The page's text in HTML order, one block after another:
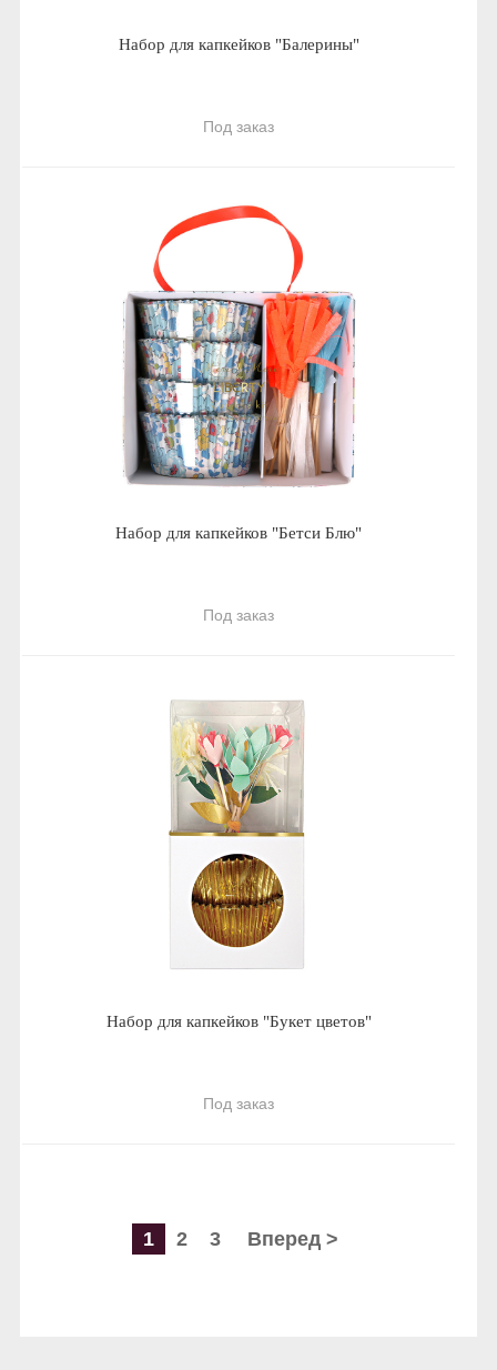
Набор для капкейков "Балерины"
Под заказ
Набор для капкейков "Бетси Блю"
Под заказ
Набор для капкейков "Букет цветов"
Под заказ
1 2 3 Вперед >